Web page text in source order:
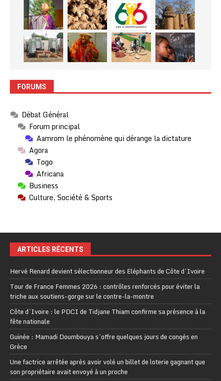
FORUMS
Débat Général
Forum principal
Aamrom le phénomène qui dérange la dictature
Agora
Togo
Africana
Business
Culture, Société & Sports
ARTICLES RÉCENTS
Hervé Renard devient sélectionneur des Eléphants de Côte d’Ivoire
Tour de France Femmes 2026 : contrôles renforcés pour éviter la
triche aux soutiens-gorge sur le contre-la-montre
Côte d’Ivoire : le PDCI de Tidjane Thiam confirme sa présence à la
fête nationale
Guinée : Mamadi Doumbouya s’offre quelques jours de congés en
Grèce
Une factrice arrêtée après avoir volé un billet de loterie gagnant que
son propriétaire avait envoyé à un proche